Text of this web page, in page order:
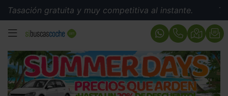
gratuita y muy competitiva al instante.
MENÚ